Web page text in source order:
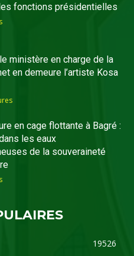
fonctions présidentielles
le ministère en charge de la
en demeure l’artiste Kosa
en cage flottante à Bagré :
les eaux
de la souveraineté
19526